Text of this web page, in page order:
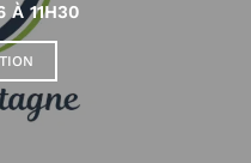
À 11H30